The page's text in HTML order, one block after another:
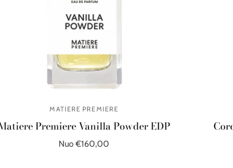
MATIERE PREMIERE
Premiere Vanilla Powder EDP
Nuo €160,00